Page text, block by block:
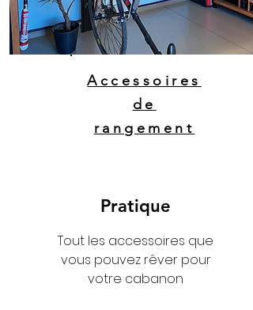
Accessoires
de
rangement
Pratique
Tout les accessoires que
vous pouvez rêver pour
votre cabanon